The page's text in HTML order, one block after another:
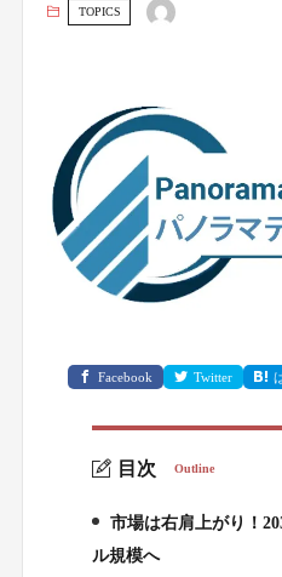
TOPICS
Facebook Twitter
目次 Outline
市場は右肩上がり！
ル規模へ